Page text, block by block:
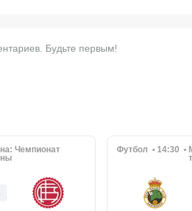
Будьте первым!
Чемпионат
Футбол 14:30